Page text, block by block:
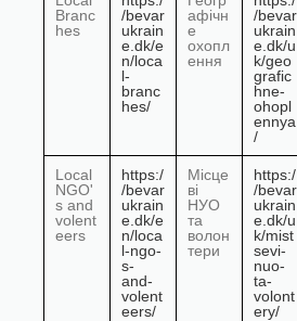
Branc
hes
/bevar
ukrain
e.dk/e
n/loca
l-
branc
hes/
афічн
е
охопл
ення
/bevar
ukrain
e.dk/u
k/geo
grafic
hne-
ohopl
ennya
/
Local
NGO'
s and
volent
eers
https:/
/bevar
ukrain
e.dk/e
n/loca
l-ngo-
s-
and-
volent
eers/
Місце
ві
НУО
та
волон
тери
https:/
/bevar
ukrain
e.dk/u
k/mist
sevi-
nuo-
ta-
volont
ery/